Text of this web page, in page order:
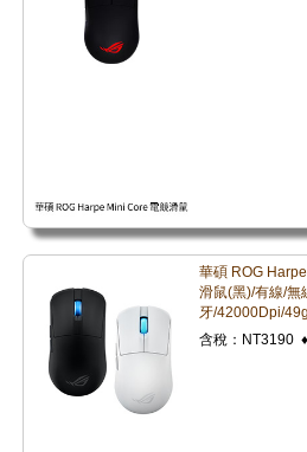
華碩 ROG
滑鼠(黑)/有線/無
牙/42000Dpi/
含稅：NT3190 ♦